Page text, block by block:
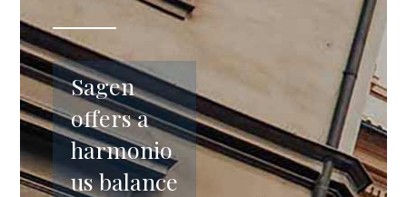
Sagen
offers a
harmonio
us balance